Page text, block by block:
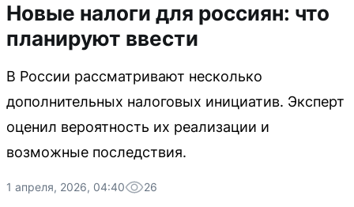
Новые налоги для россиян: что
планируют ввести
В России рассматривают несколько
дополнительных налоговых инициатив. Эксперт
оценил вероятность их реализации и
возможные последствия.
1 апреля, 2026, 04:40 26